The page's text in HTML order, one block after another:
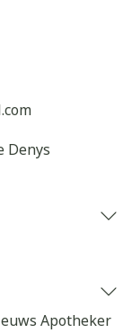
Denys
Apotheker